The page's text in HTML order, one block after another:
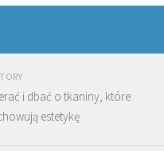
i dbać o tkaniny, które
estetykę